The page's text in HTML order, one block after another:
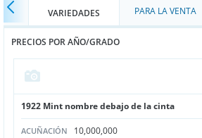
VARIEDADES PARA LA VENTA
PRECIOS POR AÑO/GRADO
1922 Mint nombre debajo de la cinta
ACUÑACIÓN 10,000,000